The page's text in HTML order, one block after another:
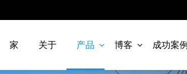
家 关于 产品 博客 成功案例